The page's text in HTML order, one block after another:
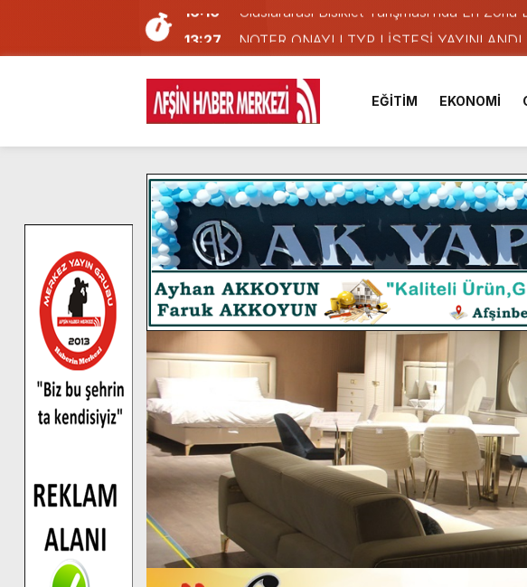
NOTER ONAYLI TYP LİSTESİ YAYINLANDI.
11:22
KAFUM Fuar Alanı Bulut ve Yavuz’un
8:06
Afşinli bir hemşehrimizin de olduğu Filistin
14:05
Madrigal, Perşembe Günü KAFUM’da Sahne
7:39
KEDİNİZ Mİ VAR?
7:27
Cumhurbaşkanı Erdoğan, Ayser Çalık
13:57
Afşin Heyetinden Kaymakam Muammer
10:34
Vatandaşlardan Ağustos Fuarı’na Tam Not.
16:48
Pusula Maraş Kamplarında 2 Bin Genç
16:10
Uluslararası Bisiklet Yarışması’nda En Zorlu
EĞİTİM EKONOMİ